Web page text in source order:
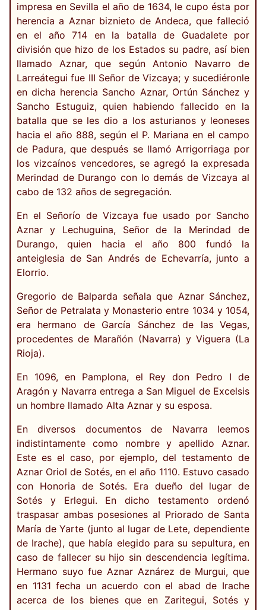
impresa en Sevilla el año de 1634, le cupo ésta por
herencia a Aznar biznieto de Andeca, que falleció
en el año 714 en la batalla de Guadalete por
división que hizo de los Estados su padre, así bien
llamado Aznar, que según Antonio Navarro de
Larreátegui fue III Señor de Vizcaya; y sucediéronle
en dicha herencia Sancho Aznar, Ortún Sánchez y
Sancho Estuguiz, quien habiendo fallecido en la
batalla que se les dio a los asturianos y leoneses
hacia el año 888, según el P. Mariana en el campo
de Padura, que después se llamó Arrigorriaga por
los vizcaínos vencedores, se agregó la expresada
Merindad de Durango con lo demás de Vizcaya al
cabo de 132 años de segregación.
En el Señorío de Vizcaya fue usado por Sancho
Aznar y Lechuguina, Señor de la Merindad de
Durango, quien hacia el año 800 fundó la
anteiglesia de San Andrés de Echevarría, junto a
Elorrio.
Gregorio de Balparda señala que Aznar Sánchez,
Señor de Petralata y Monasterio entre 1034 y 1054,
era hermano de García Sánchez de las Vegas,
procedentes de Marañón (Navarra) y Viguera (La
Rioja).
En 1096, en Pamplona, el Rey don Pedro I de
Aragón y Navarra entrega a San Miguel de Excelsis
un hombre llamado Alta Aznar y su esposa.
En diversos documentos de Navarra leemos
indistintamente como nombre y apellido Aznar.
Este es el caso, por ejemplo, del testamento de
Aznar Oriol de Sotés, en el año 1110. Estuvo casado
con Honoria de Sotés. Era dueño del lugar de
Sotés y Erlegui. En dicho testamento ordenó
traspasar ambas posesiones al Priorado de Santa
María de Yarte (junto al lugar de Lete, dependiente
de Irache), que había elegido para su sepultura, en
caso de fallecer su hijo sin descendencia legítima.
Hermano suyo fue Aznar Aznárez de Murgui, que
en 1131 fecha un acuerdo con el abad de Irache
acerca de los bienes que en Zaritegui, Sotés y